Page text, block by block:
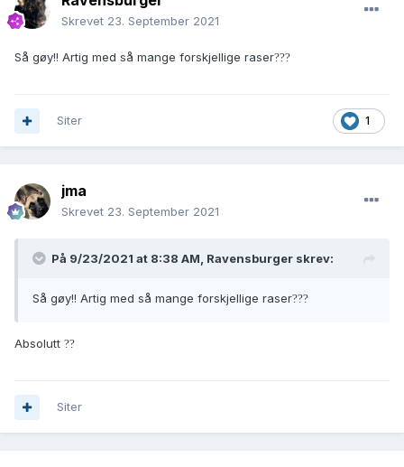
Skrevet 23. September 2021
Så gøy!! Artig med så mange forskjellige raser???
1
Siter
jma
Skrevet 23. September 2021
På 9/23/2021 at 8:38 AM, Ravensburger skrev:
Så gøy!! Artig med så mange forskjellige raser???
Absolutt ??
Siter